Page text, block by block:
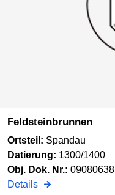
Feldsteinbrunnen
Ortsteil: Spandau
Datierung: 1300/1400
Obj. Dok. Nr.: 09080638
Details